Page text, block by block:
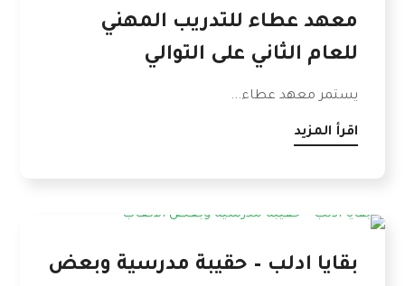
معهد عطاء للتدريب المهني
للعام الثاني على التوالي
يستمر معهد عطاء...
اقرأ المزيد
بقايا ادلب – حقيبة مدرسية وبعض